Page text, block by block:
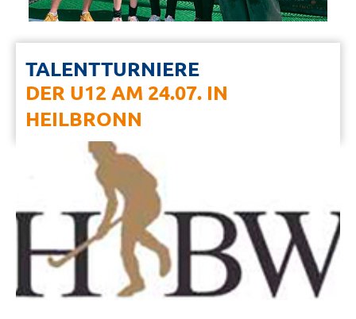
TALENTTURNIERE
DER U12 AM 24.07. IN
HEILBRONN